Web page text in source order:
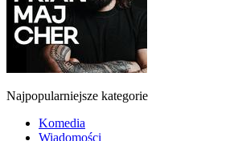
Najpopularniejsze kategorie
Komedia
Wiadomości